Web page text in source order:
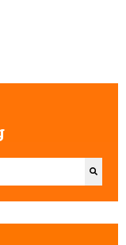
de texto predictivo.